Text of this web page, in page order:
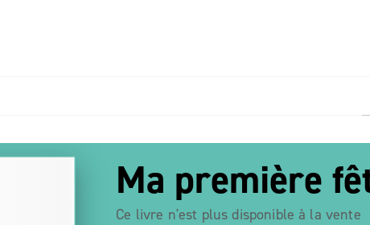
Ma première
Ce livre n'est plus disponible à la vente